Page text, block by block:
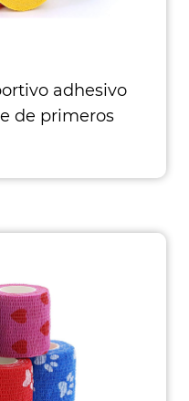
adhesivo
de primeros